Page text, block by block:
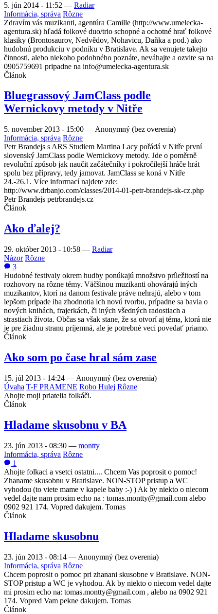
5. jún 2014 - 11:52 — Radiar
Informácia, správa Rôzne
Zdravím vás muzikanti, agentúra Camille (http://www.umelecka-
agentura.sk) hľadá folkové duo/trio schopné a ochotné hrať folkové
klasiky (Brontosaurov, Nedvědov, Nohavicu, Daňka a pod.) ako
hudobnú produkciu v podniku v Bratislave. Ak sa venujete takejto
činnosti, alebo niekoho podobného poznáte, neváhajte a ozvite sa na
0905759691 pripadne na info@umelecka-agentura.sk
Článok
Bluegrassový JamClass podle
Wernickovy metody v Nitře
5. november 2013 - 15:00 — Anonymný (bez overenia)
Informácia, správa Rôzne
Petr Brandejs s ARS Studiem Martina Lacy pořádá v Nitře první
slovenský JamClass podle Wernickovy metody. Jde o poměrně
revoluční způsob jak naučit začátečníky i pokročilejší hráče hrát
spolu bez přípravy, tedy jamovat. JamClass se koná v Nitře
24.-26.1. Více informací najdete zde:
http://www.drbanjo.com/classes/2014-01-petr-brandejs-sk-cz.php
Petr Brandejs petrbrandejs.cz
Článok
Ako ďalej?
29. október 2013 - 10:58 — Radiar
Názor Rôzne
3
Hudobné festivaly okrem hudby ponúkajú množstvo príležitostí na
rozhovory na rôzne témy. Väčšinou muzikanti ohovárajú iných
muzikantov, ktorí na danom festivale práve nehrajú, alebo v tom
lepšom prípade iba zhodnotia ich novú tvorbu, prípadne sa bavia o
nových knihách, frajerkách, či iných všedných radostiach a
strastiach života. Občas sa však stane, že sa otvorí aj téma, ktorá nie
je pre žiadnu stranu príjemná, ale je potrebné veci povedať priamo.
Článok
Ako som po čase hral sám zase
15. júl 2013 - 14:24 — Anonymný (bez overenia)
Úvaha T-F PRAMENE Robo Hulej Rôzne
Ahojte moji priatelia folkáči.
Článok
Hladame skusobnu v BA
23. jún 2013 - 08:30 — montty
Informácia, správa Rôzne
1
Ahojte folkaci a vsetci ostatni.... Chcem Vas poprosit o pomoc!
Zhaname skusobnu v Bratislave. NON-STOP pristup a WC
vyhodou (to viete mame v kapele baby :-) ) Ak by niekto o niecom
vedel dajte nam prosim echo na : tomas.montty@gmail.com alebo
0902 921 174. Vopred dakujem. Tomas
Článok
Hladame skusobnu
23. jún 2013 - 08:14 — Anonymný (bez overenia)
Informácia, správa Rôzne
Chcem poprosit o pomoc pri zhanani skusobne v Bratislave. NON-
STOP pristup a WC je vyhodou. Ak by niekto o niecom vedel dajte
mi prosim echo na: tomas.montty@gmail.com , alebo na 0902 921
174. Vopred Vam pekne dakujem. Tomas
Článok